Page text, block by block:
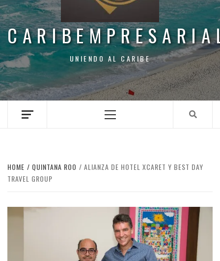
UNIENDO AL CARIBE
Menu
HOME QUINTANA ROO
ALIANZA DE HOTEL XCARET Y BEST DAY
TRAVEL GROUP